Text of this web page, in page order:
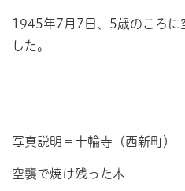
1945年7月7日、5歳のころに
した。
写真説明＝十輪寺（西新町）
空襲で焼け残った木